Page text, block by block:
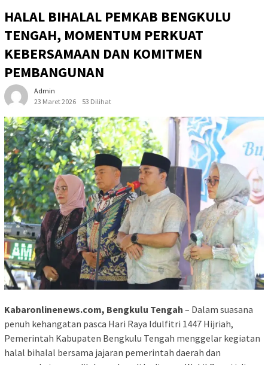
HALAL BIHALAL PEMKAB BENGKULU
TENGAH, MOMENTUM PERKUAT
KEBERSAMAAN DAN KOMITMEN
PEMBANGUNAN
Admin
23 Maret 2026
53 Dilihat
Kabaronlinenews.com, Bengkulu Tengah – Dalam suasana
penuh kehangatan pasca Hari Raya Idulfitri 1447 Hijriah,
Pemerintah Kabupaten Bengkulu Tengah menggelar kegiatan
halal bihalal bersama jajaran pemerintah daerah dan